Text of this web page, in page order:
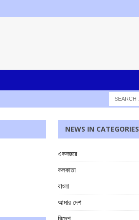
NEWS IN CATEGORIES
একনজরে
কলকাতা
বাংলা
আমার দেশ